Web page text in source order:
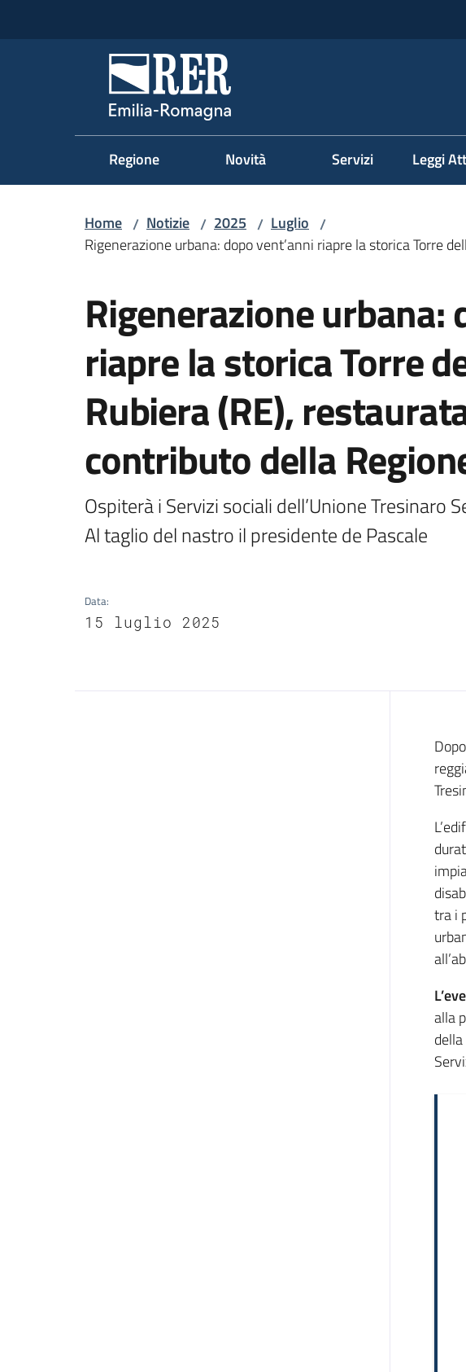
Regione Emilia-Romagna
Regione Novità Servizi Leggi
Home / Notizie / 2025 / Luglio /
Rigenerazione urbana: dopo vent’anni riapre la storica Torre
Rigenerazione urbana:
riapre la storica Torre
Rubiera (RE),
contributo della
Ospiterà i Servizi sociali dell’Unione Tresinaro
Al taglio del nastro il presidente de Pascale
Data:
15 luglio 2025
tra i
alla